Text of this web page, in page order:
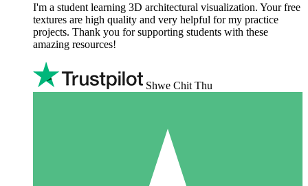
I'm a student learning 3D architectural visualization. Your free
textures are high quality and very helpful for my practice
projects. Thank you for supporting students with these
amazing resources!
Shwe Chit Thu